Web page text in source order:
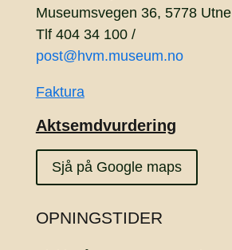
Museumsvegen 36, 5778 Utne
Tlf 404 34 100 /
post@hvm.museum.no
Faktura
Aktsemdvurdering
Sjå på Google maps
OPNINGSTIDER